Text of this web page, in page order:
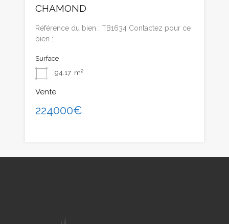
CHAMOND
Référence du bien : TB1634 Contactez pour ce
bien :…
Surface
94.17 m²
Vente
224000€